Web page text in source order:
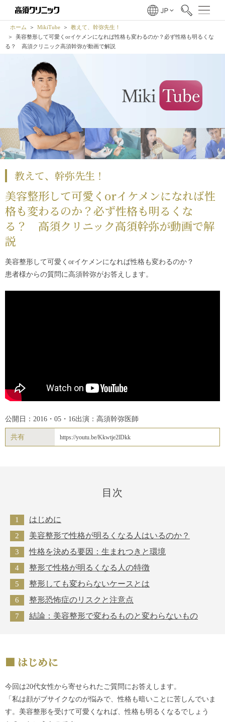
ホーム MikiTube
教えて、幹弥先生！
美容整形して可愛くorイケメンになれば性格も変わるのか？必ず性格も明るくな
る？ 高須クリニック高須幹弥が動画で解説
教えて、幹弥先生！
美容整形して可愛くorイケメンになれば性
格も変わるのか？必ず性格も明るくな
る？ 高須クリニック高須幹弥が動画で解
説
美容整形して可愛くorイケメンになれば性格も変わるのか？
患者様からの質問に高須幹弥がお答えします。
公開日：2016・05・16出演：高須幹弥医師
共有 https://youtu.be/Kkwtje2lDkk
目次
はじめに
美容整形で性格が明るくなる人はいるのか？
性格を決める要因：生まれつきと環境
整形で性格が明るくなる人の特徴
整形しても変わらないケースとは
整形恐怖症のリスクと注意点
結論：美容整形で変わるものと変わらないもの
はじめに
今回は20代女性から寄せられたご質問にお答えします。
「私は顔がブサイクなのが悩みで、性格も暗いことに苦しんでいま
す。美容整形を受けて可愛くなれば、性格も明るくなるでしょう